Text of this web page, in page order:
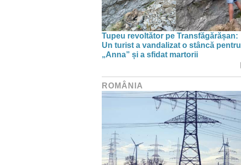
Tupeu revoltător pe Transfăgărășan:
Un turist a vandalizat o stâncă pentru
„Anna” și a sfidat martorii
ROMÂNIA